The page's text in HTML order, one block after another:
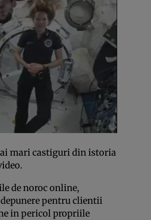
mari castiguri din istoria
de noroc online,
pentru clientii
in pericol propriile